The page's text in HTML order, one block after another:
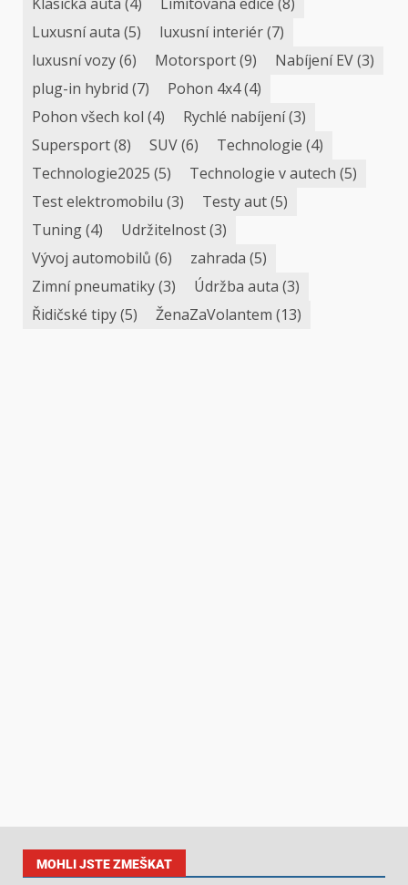
Klasická auta (4) Limitovaná edice (8)
Luxusní auta (5) luxusní interiér(7)
luxusní vozy(6) Motorsport(9) Nabíjení EV(3)
plug-in hybrid (7) Pohon 4x4(4)
Pohon všech kol (4) Rychlé nabíjení(3)
Supersport(8) SUV(6) Technologie (4)
Technologie2025 (5) Technologie v autech (5)
Test elektromobilu (3) Testy aut(5)
Tuning(4) Udržitelnost(3)
Vývoj automobilů (6) zahrada (5)
Zimní pneumatiky(3) Údržba auta (3)
Řidičské tipy(5) ŽenaZaVolantem (13)
MOHLI JSTE ZMEŠKAT